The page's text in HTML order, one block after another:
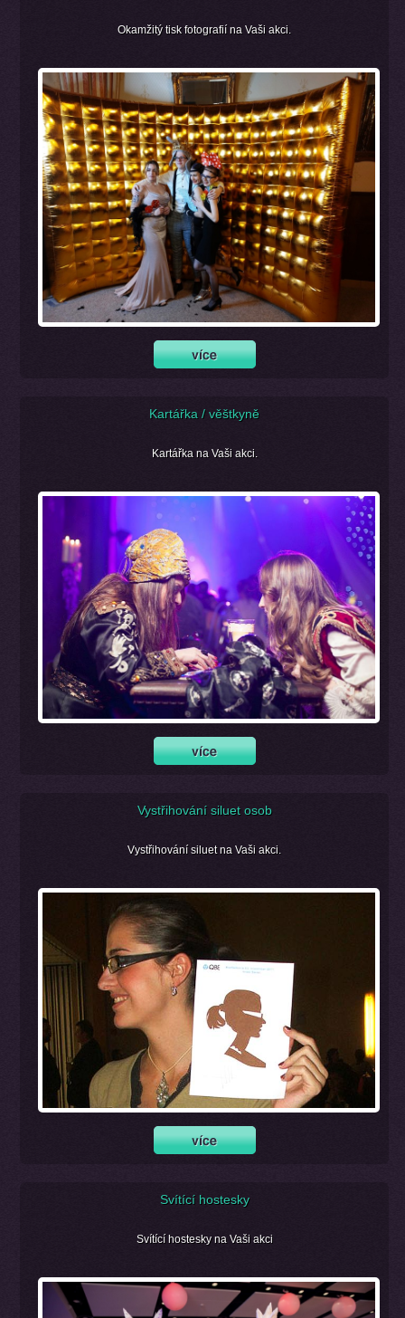
Okamžitý tisk fotografií na Vaši akci.
Kartářka / věštkyně
Kartářka na Vaši akci.
Vystřihování siluet osob
Vystřihování siluet na Vaši akci.
Svítící hostesky
Svítící hostesky na Vaši akci